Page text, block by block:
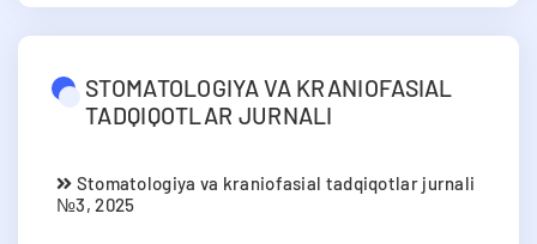
STOMATOLOGIYA VA KRANIOFASIAL
TADQIQOTLAR JURNALI
Stomatologiya va kraniofasial tadqiqotlar jurnali
№3, 2025